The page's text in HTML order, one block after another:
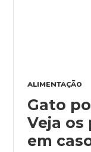
ALIMENTAÇÃO
Gato
Veja os
em